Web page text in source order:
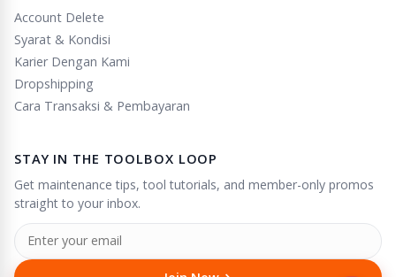
Account Delete
Syarat & Kondisi
Karier Dengan Kami
Dropshipping
Cara Transaksi & Pembayaran
STAY IN THE TOOLBOX LOOP
Get maintenance tips, tool tutorials, and member-only promos
straight to your inbox.